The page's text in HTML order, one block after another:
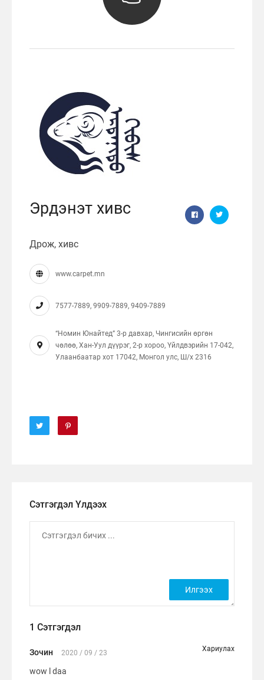
Эрдэнэт хивс
Дрож, хивс
www.carpet.mn
7577-7889, 9909-7889, 9409-7889
“Номин Юнайтед” 3-р давхар, Чингисийн өргөн
чөлөө, Хан-Уул дүүрэг, 2-р хороо, Үйлдвэрийн 17-042,
Улаанбаатар хот 17042, Монгол улс, Ш/x 2316
Сэтгэгдэл Үлдээх
1 Сэтгэгдэл
Зочин 2020 / 09 / 23 Хариулах
wow l daa